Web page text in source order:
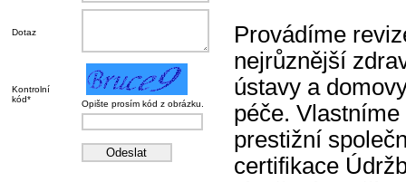
Dotaz
Kontrolní
kód*
Opište prosím kód z obrázku.
Provádíme
nejrůznější
ústavy a
péče. Vlastníme
prestižní
certifikace